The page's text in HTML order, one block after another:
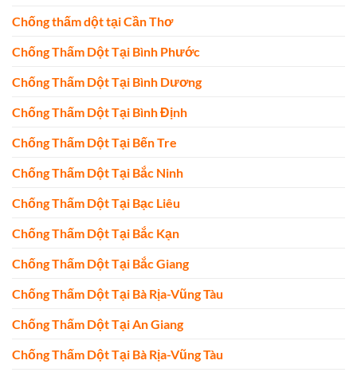
Chống thấm dột tại Cần Thơ
Chống Thấm Dột Tại Bình Phước
Chống Thấm Dột Tại Bình Dương
Chống Thấm Dột Tại Bình Định
Chống Thấm Dột Tại Bến Tre
Chống Thấm Dột Tại Bắc Ninh
Chống Thấm Dột Tại Bạc Liêu
Chống Thấm Dột Tại Bắc Kạn
Chống Thấm Dột Tại Bắc Giang
Chống Thấm Dột Tại Bà Rịa-Vũng Tàu
Chống Thấm Dột Tại An Giang
Chống Thấm Dột Tại Bà Rịa-Vũng Tàu